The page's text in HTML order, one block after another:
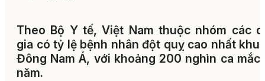
Theo Bộ Y tế, Việt Nam thuộc nhóm các
gia có tỷ lệ bệnh nhân đột quỵ cao nhất khu
Đông Nam Á, với khoảng 200 nghìn ca mắc
năm.